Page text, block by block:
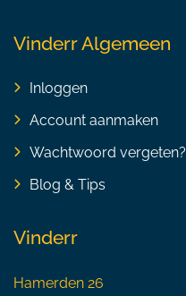
Vinderr Algemeen
Inloggen
Account aanmaken
Wachtwoord vergeten?
Blog & Tips
Vinderr
Hamerden 26